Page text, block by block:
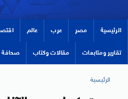
الرئيسية مصر عرب عالم
تقارير ومتابعات مقالات وكتاب صحافة
الرئيسية